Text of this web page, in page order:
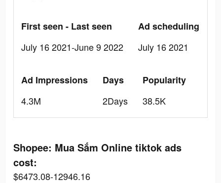
First seen - Last seen
July 16 2021-June 9 2022
Ad scheduling
July 16 2021
Ad Impressions
4.3M
Days
2Days
Popularity
38.5K
Shopee: Mua Sắm Online tiktok ads
cost:
$6473.08-12946.16